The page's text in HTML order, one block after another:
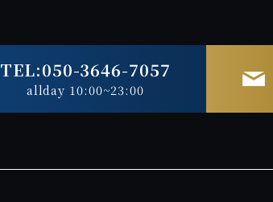
TEL:050-3646-7057
allday 10:00~23:00